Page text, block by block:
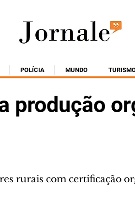
POLÍCIA MUNDO
produção
rurais com certificação